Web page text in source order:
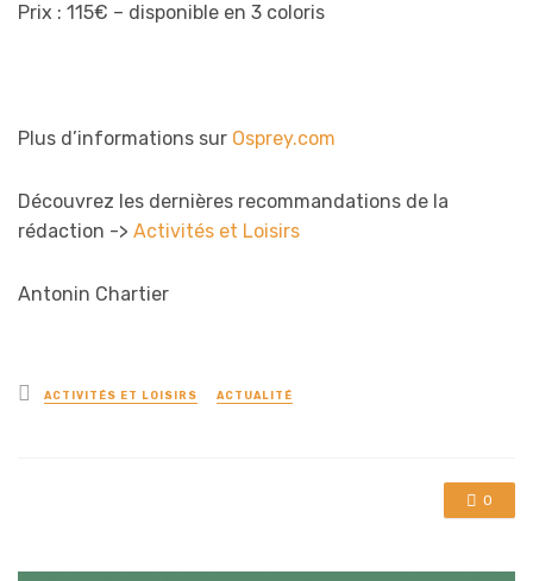
Prix : 115€ – disponible en 3 coloris
Plus d’informations sur Osprey.com
Découvrez les dernières recommandations de la
rédaction -> Activités et Loisirs
Antonin Chartier
Posted
in
ACTIVITÉS ET LOISIRS ACTUALITÉ
0